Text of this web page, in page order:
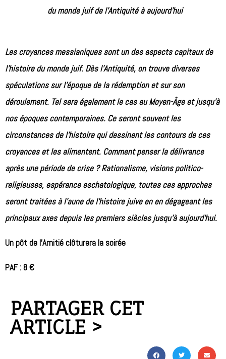
du monde juif de l’Antiquité à aujourd’hui
Les croyances messianiques sont un des aspects capitaux de
l’histoire du monde juif. Dès l’Antiquité, on trouve diverses
spéculations sur l’époque de la rédemption et sur son
déroulement. Tel sera également le cas au Moyen-Âge et jusqu’à
nos époques contemporaines. Ce seront souvent les
circonstances de l’histoire qui dessinent les contours de ces
croyances et les alimentent. Comment penser la délivrance
après une période de crise ? Rationalisme, visions politico-
religieuses, espérance eschatologique, toutes ces approches
seront traitées à l’aune de l’histoire juive en en dégageant les
principaux axes depuis les premiers siècles jusqu’à aujourd’hui.
Un pôt de l’Amitié clôturera la soirée
PAF : 8 €
PARTAGER CET
ARTICLE >